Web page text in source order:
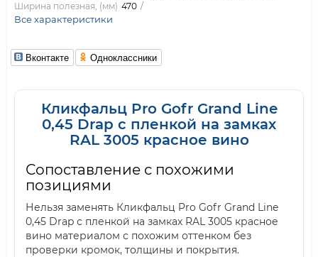
Ширина полезная, (мм) 470
Все характеристики
Вконтакте Одноклассники
Кликфальц Pro Gofr Grand Line
0,45 Drap с пленкой на замках
RAL 3005 красное вино
Сопоставление с похожими
позициями
Нельзя заменять Кликфальц Pro Gofr Grand Line
0,45 Drap с пленкой на замках RAL 3005 красное
вино материалом с похожим оттенком без
проверки кромок, толщины и покрытия.